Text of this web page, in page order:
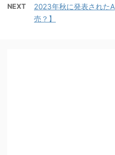
NEXT
2023年秋に発表された
売？】